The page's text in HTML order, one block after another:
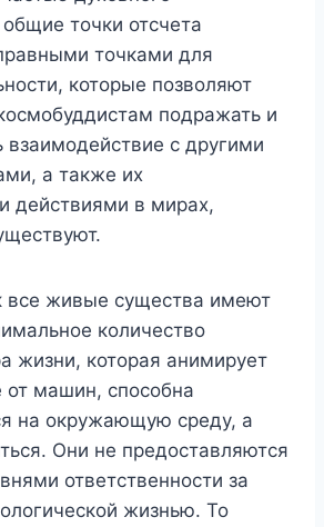
точки отсчета
точками для
которые позволяют
подражать и
взаимодействие с другими
а также их
действиями в мирах,
все живые существа имеют
количество
жизни, которая анимирует
от машин, способна
на окружающую среду, а
Они не предоставляются
ответственности за
жизнью. To